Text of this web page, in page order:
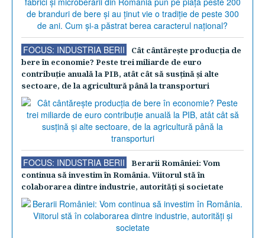
FOCUS: INDUSTRIA BERII
Cât cântăreşte producţia de
bere în economie? Peste trei miliarde de euro
contribuţie anuală la PIB, atât cât să susţină şi alte
sectoare, de la agricultură până la transporturi
FOCUS: INDUSTRIA BERII
Berarii României: Vom
continua să investim în România. Viitorul stă în
colaborarea dintre industrie, autorităţi şi societate